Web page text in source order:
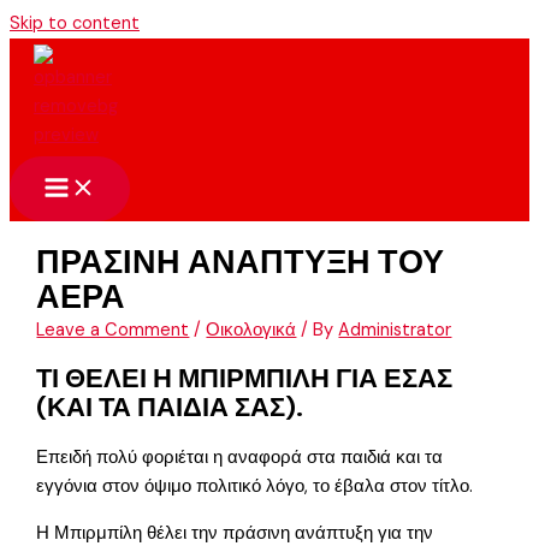
Skip to content
ΠΡΑΣΙΝΗ ΑΝΑΠΤΥΞΗ ΤΟΥ
ΑΕΡΑ
Leave a Comment /Οικολογικά / ByAdministrator
ΤΙ ΘΕΛΕΙ Η ΜΠΙΡΜΠΙΛΗ ΓΙΑ ΕΣΑΣ
(ΚΑΙ ΤΑ ΠΑΙΔΙΑ ΣΑΣ).
Επειδή πολύ φοριέται η αναφορά στα παιδιά και τα
εγγόνια στον όψιμο πολιτικό λόγο, το έβαλα στον τίτλο.
Η Μπιρμπίλη θέλει την πράσινη ανάπτυξη για την